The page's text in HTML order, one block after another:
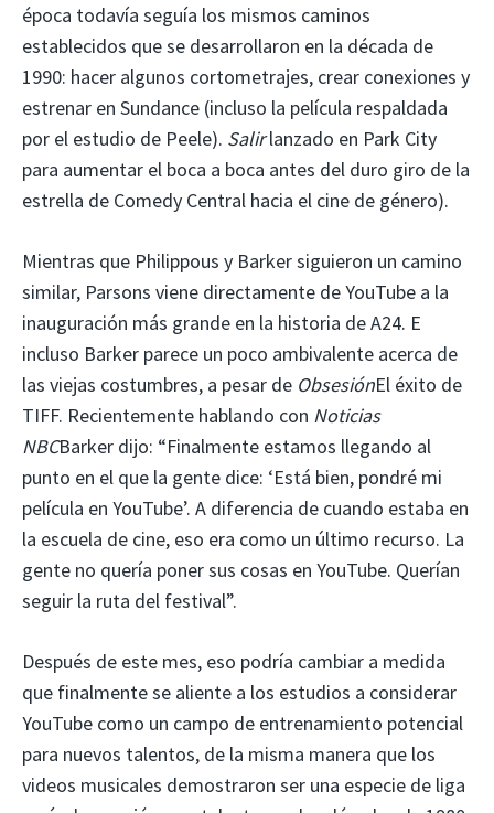
época todavía seguía los mismos caminos
establecidos que se desarrollaron en la década de
1990: hacer algunos cortometrajes, crear conexiones y
estrenar en Sundance (incluso la película respaldada
por el estudio de Peele). Salirlanzado en Park City
para aumentar el boca a boca antes del duro giro de la
estrella de Comedy Central hacia el cine de género).
Mientras que Philippous y Barker siguieron un camino
similar, Parsons viene directamente de YouTube a la
inauguración más grande en la historia de A24. E
incluso Barker parece un poco ambivalente acerca de
las viejas costumbres, a pesar de ObsesiónEl éxito de
TIFF. Recientemente hablando con Noticias
NBCBarker dijo: “Finalmente estamos llegando al
punto en el que la gente dice: ‘Está bien, pondré mi
película en YouTube’. A diferencia de cuando estaba en
la escuela de cine, eso era como un último recurso. La
gente no quería poner sus cosas en YouTube. Querían
seguir la ruta del festival”.
Después de este mes, eso podría cambiar a medida
que finalmente se aliente a los estudios a considerar
YouTube como un campo de entrenamiento potencial
para nuevos talentos, de la misma manera que los
videos musicales demostraron ser una especie de liga